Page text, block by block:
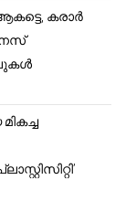
കരാർ